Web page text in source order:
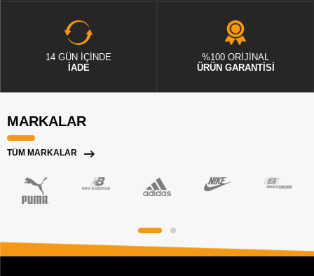
14 GÜN İÇİNDE
İADE
%100 ORİJİNAL
ÜRÜN GARANTİSİ
MARKALAR
TÜM MARKALAR